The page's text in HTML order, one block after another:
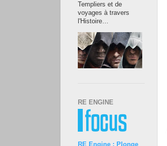
Templiers et de
voyages à travers
l'Histoire…
RE ENGINE
RE Engine : Plonge